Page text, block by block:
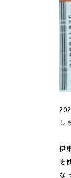
し
伊
を
な